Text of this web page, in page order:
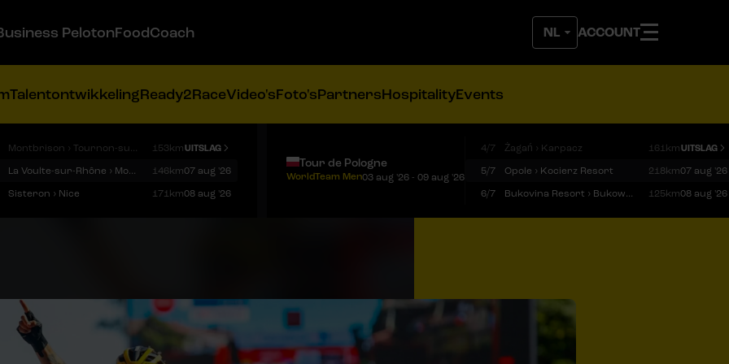
ACCOUNT
PelotonFoodCoach
TalentontwikkelingReady2RaceVideo'sFoto'sPartnersHospitalityEvents
Montbrison › Tournon-sur-Rhône 153kmUITSLAG
La Voulte-sur-Rhône › Mont Ventoux 146km07 aug '26
Sisteron › Nice 171km08 aug '26
Tour de Pologne
WorldTeam Men03 aug '26 - 09 aug '26
4/7 Żagań › Karpacz 161kmUITSLAG
5/7
Opole › Kocierz Resort 218km07 aug '26
6/7
Bukovina Resort › Bukowina Tatrzańska 125km08 aug '26